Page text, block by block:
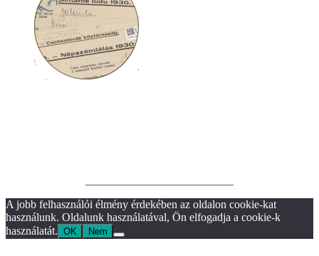
A jobb felhasználói élmény érdekében az oldalon cookie-kat
használunk. Oldalunk használatával, Ön elfogadja a cookie-k
használatát. OK Nem